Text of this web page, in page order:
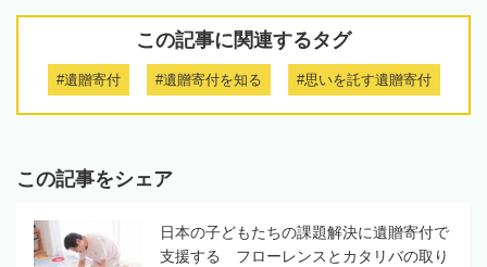
この記事に関連するタグ
#遺贈寄付 #遺贈寄付を知る #思いを託す遺贈寄付
この記事をシェア
日本の子どもたちの課題解決に遺贈寄付で
支援する フローレンスとカタリバの取り